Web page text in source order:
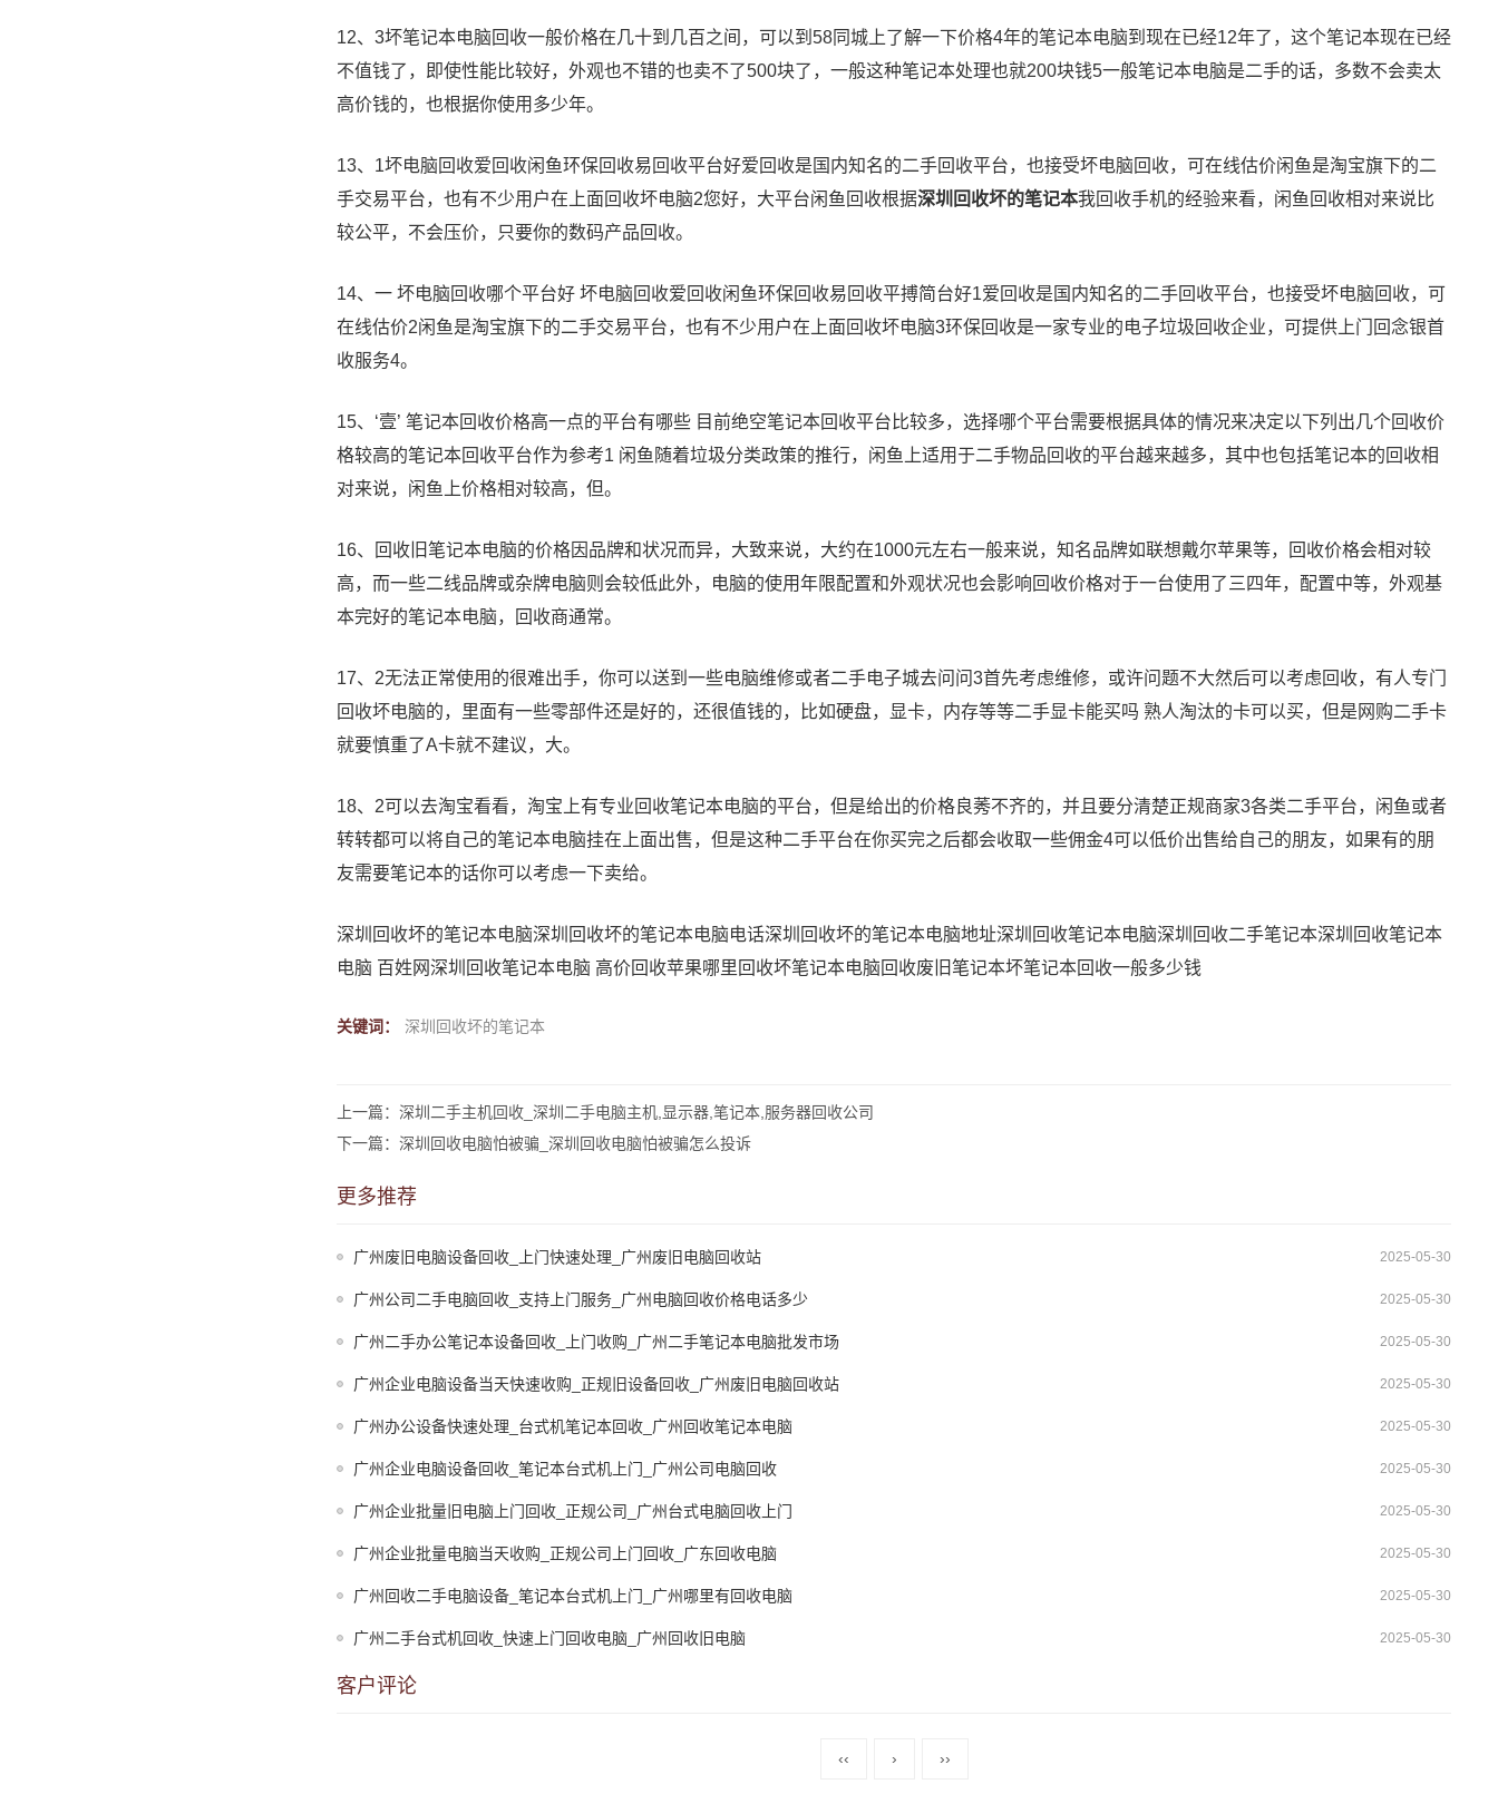
12、3坏笔记本电脑回收一般价格在几十到几百之间，可以到58同城上了解一下价格4年的笔记本电脑到现在已经12年了，这个笔记本现在已经
不值钱了，即使性能比较好，外观也不错的也卖不了500块了，一般这种笔记本处理也就200块钱5一般笔记本电脑是二手的话，多数不会卖太
高价钱的，也根据你使用多少年。
13、1坏电脑回收爱回收闲鱼环保回收易回收平台好爱回收是国内知名的二手回收平台，也接受坏电脑回收，可在线估价闲鱼是淘宝旗下的二
手交易平台，也有不少用户在上面回收坏电脑2您好，大平台闲鱼回收根据深圳回收坏的笔记本我回收手机的经验来看，闲鱼回收相对来说比
较公平，不会压价，只要你的数码产品回收。
14、一 坏电脑回收哪个平台好 坏电脑回收爱回收闲鱼环保回收易回收平搏简台好1爱回收是国内知名的二手回收平台，也接受坏电脑回收，可
在线估价2闲鱼是淘宝旗下的二手交易平台，也有不少用户在上面回收坏电脑3环保回收是一家专业的电子垃圾回收企业，可提供上门回念银首
收服务4。
15、‘壹’ 笔记本回收价格高一点的平台有哪些 目前绝空笔记本回收平台比较多，选择哪个平台需要根据具体的情况来决定以下列出几个回收价
格较高的笔记本回收平台作为参考1 闲鱼随着垃圾分类政策的推行，闲鱼上适用于二手物品回收的平台越来越多，其中也包括笔记本的回收相
对来说，闲鱼上价格相对较高，但。
16、回收旧笔记本电脑的价格因品牌和状况而异，大致来说，大约在1000元左右一般来说，知名品牌如联想戴尔苹果等，回收价格会相对较
高，而一些二线品牌或杂牌电脑则会较低此外，电脑的使用年限配置和外观状况也会影响回收价格对于一台使用了三四年，配置中等，外观基
本完好的笔记本电脑，回收商通常。
17、2无法正常使用的很难出手，你可以送到一些电脑维修或者二手电子城去问问3首先考虑维修，或许问题不大然后可以考虑回收，有人专门
回收坏电脑的，里面有一些零部件还是好的，还很值钱的，比如硬盘，显卡，内存等等二手显卡能买吗 熟人淘汰的卡可以买，但是网购二手卡
就要慎重了A卡就不建议，大。
18、2可以去淘宝看看，淘宝上有专业回收笔记本电脑的平台，但是给出的价格良莠不齐的，并且要分清楚正规商家3各类二手平台，闲鱼或者
转转都可以将自己的笔记本电脑挂在上面出售，但是这种二手平台在你买完之后都会收取一些佣金4可以低价出售给自己的朋友，如果有的朋
友需要笔记本的话你可以考虑一下卖给。
深圳回收坏的笔记本电脑深圳回收坏的笔记本电脑电话深圳回收坏的笔记本电脑地址深圳回收笔记本电脑深圳回收二手笔记本深圳回收笔记本
电脑 百姓网深圳回收笔记本电脑 高价回收苹果哪里回收坏笔记本电脑 回收废旧笔记本坏笔记本回收一般多少钱
关键词： 深圳回收坏的笔记本
上一篇：深圳二手主机回收_深圳二手电脑主机,显示器,笔记本,服务器回收公司
下一篇：深圳回收电脑怕被骗_深圳回收电脑怕被骗怎么投诉
更多推荐
2025-05-30
广州废旧电脑设备回收_上门快速处理_广州废旧电脑回收站
2025-05-30
广州公司二手电脑回收_支持上门服务_广州电脑回收价格电话多少
2025-05-30
广州二手办公笔记本设备回收_上门收购_广州二手笔记本电脑批发市场
2025-05-30
广州企业电脑设备当天快速收购_正规旧设备回收_广州废旧电脑回收站
2025-05-30
广州办公设备快速处理_台式机笔记本回收_广州回收笔记本电脑
2025-05-30
广州企业电脑设备回收_笔记本台式机上门_广州公司电脑回收
2025-05-30
广州企业批量旧电脑上门回收_正规公司_广州台式电脑回收上门
2025-05-30
广州企业批量电脑当天收购_正规公司上门回收_广东回收电脑
2025-05-30
广州回收二手电脑设备_笔记本台式机上门_广州哪里有回收电脑
2025-05-30
广州二手台式机回收_快速上门回收电脑_广州回收旧电脑
客户评论
‹‹ › ››